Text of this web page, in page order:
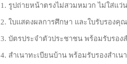
1. รูปถ่ายหน้าตรงไม่สวมหมวก ไม่ใ
2. ใบแสดงผลการศึกษา และใบรับรอ
3. บัตรประจำตัวประชาชน พ
4. สำเนาทะเบียนบ้าน พร้อ